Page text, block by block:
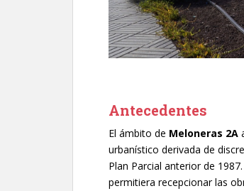
Antecedentes
El ámbito de Meloneras 2A
urbanístico derivada de
Plan Parcial anterior de
permitiera recepcionar las